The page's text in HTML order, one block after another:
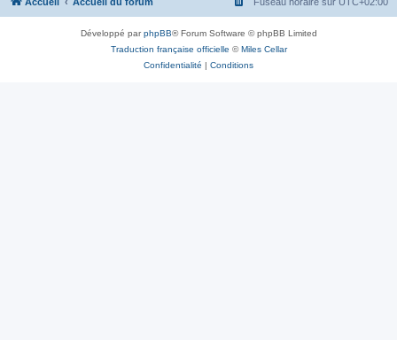
Développé parphpBB® Forum Software © phpBB Limited
Traduction française officielle ©Miles Cellar
Confidentialité | Conditions